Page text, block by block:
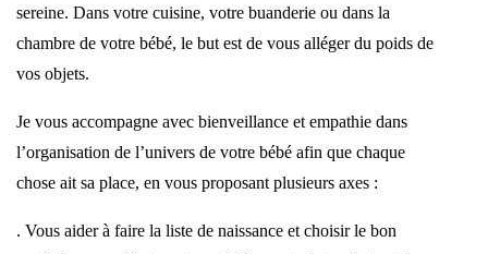
sereine. Dans votre cuisine, votre buanderie ou dans la
chambre de votre bébé, le but est de vous alléger du poids de
vos objets.
Je vous accompagne avec bienveillance et empathie dans
l’organisation de l’univers de votre bébé afin que chaque
chose ait sa place, en vous proposant plusieurs axes :
. Vous aider à faire la liste de naissance et choisir le bon